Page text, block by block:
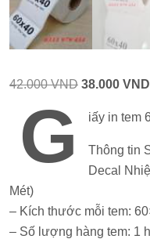
42.000VND Giá
là:
42.000
38.000 VND
G iấy in tem
Thông tin
Decal
Mét)
– Kích thước mỗi tem:
– Số lượng hàng tem: 1